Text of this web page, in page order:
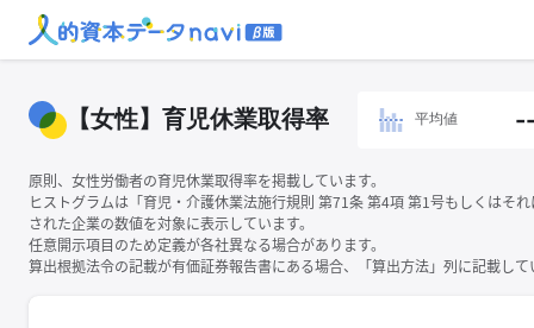
【女性】育児休業取得率 平均値
原則、女性労働者の育児休業取得率を掲載しています。
ヒストグラムは「育児・介護休業法施行規則 第71条 第4項 第1号もしくはそ
された企業の数値を対象に表示しています。
任意開示項目のため定義が各社異なる場合があります。
算出根拠法令の記載が有価証券報告書にある場合、「算出方法」列に記載し